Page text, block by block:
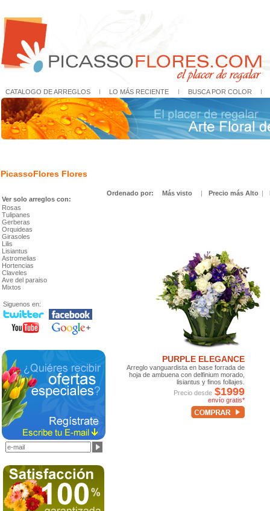
CATALOGO DE ARREGLOS I LO MÁS RECIENTE I BUSCA POR COLOR I
PicassoFlores Flores
Ver solo arreglos con:
Rosas
Tulipanes
Gerberas
Orquideas
Girasoles
Lilis
Lisiantus
Astromelias
Hortencias
Claveles
Ave del paraiso
Mixtos
Siguenos en:
Ordenado por: Más visto | Precio más Alto |
PURPLE ELEGANCE
Arreglo vanguardista en base forrada de
hoja de ambuena con delfinium morado,
lisiantus y finos follajes.
Precio desde $1999
envío gratis*